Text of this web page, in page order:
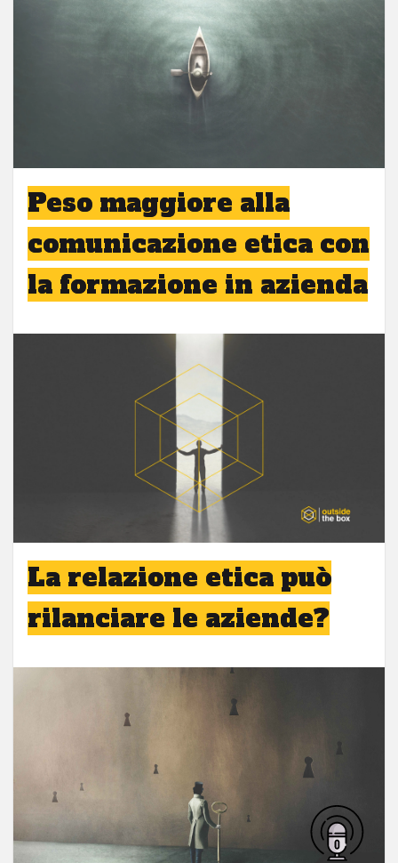
Peso maggiore alla
comunicazione etica con
la formazione in azienda
La relazione etica può
rilanciare le aziende?